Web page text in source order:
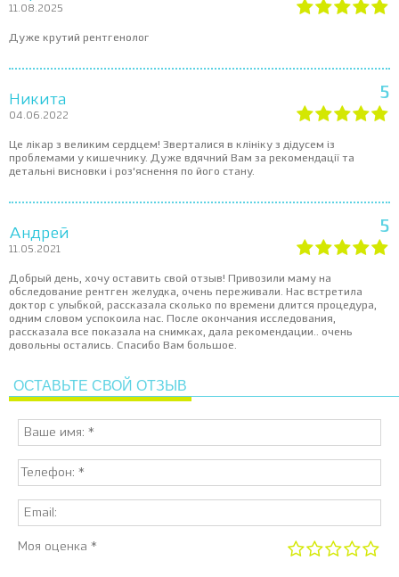
11.08.2025
Дуже крутий рентгенолог
Никита
04.06.2022
5
Це лікар з великим сердцем! Зверталися в клініку з дідусем із
проблемами у кишечнику. Дуже вдячний Вам за рекомендації та
детальні висновки і роз‘яснення по його стану.
Андрей
11.05.2021
5
Добрый день, хочу оставить свой отзыв! Привозили маму на
обследование рентген желудка, очень переживали. Нас встретила
доктор с улыбкой, рассказала сколько по времени длится процедура,
одним словом успокоила нас. После окончания исследования,
рассказала все показала на снимках, дала рекомендации.. очень
довольны остались. Спасибо Вам большое.
ОСТАВЬТЕ СВОЙ ОТЗЫВ
Моя оценка *